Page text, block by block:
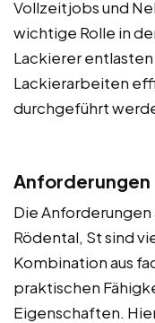
Vollzeitjobs und
wichtige Rolle in
Lackierer
Lackierarbeiten
durchgeführt
Anforderungen
Die Anforderungen
Rödental, St sind
Kombination aus
praktischen
Eigenschaften.